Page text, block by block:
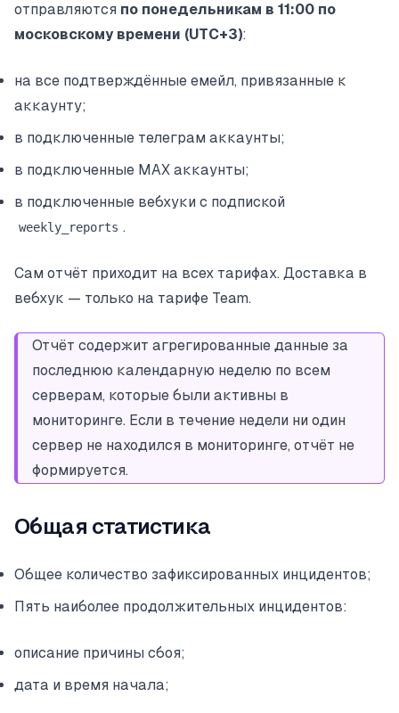
отправляются по понедельникам в 11:00 по
московскому времени (UTC+3):
на все подтверждённые емейл, привязанные к
аккаунту;
в подключенные телеграм аккаунты;
в подключенные MAX аккаунты;
в подключенные вебхуки с подпиской
weekly_reports .
Сам отчёт приходит на всех тарифах. Доставка в
вебхук — только на тарифе Team.
Отчёт содержит агрегированные данные за
последнюю календарную неделю по всем
серверам, которые были активны в
мониторинге. Если в течение недели ни один
сервер не находился в мониторинге, отчёт не
формируется.
Общая статистика
Общее количество зафиксированных инцидентов;
Пять наиболее продолжительных инцидентов:
описание причины сбоя;
дата и время начала;